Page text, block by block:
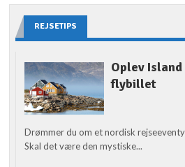
REJSETIPS
Oplev Island
flybillet
Drømmer du om et nordisk
Skal det være den mystiske...